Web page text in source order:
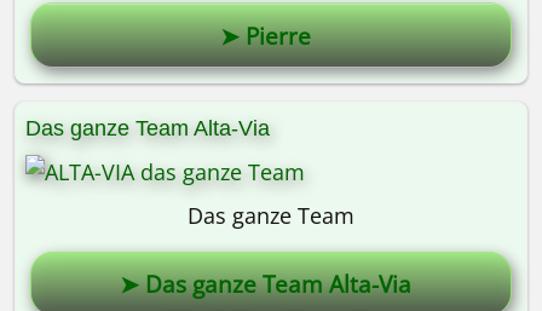
➤ Pierre
Das ganze Team Alta-Via
Das ganze Team
➤ Das ganze Team Alta-Via